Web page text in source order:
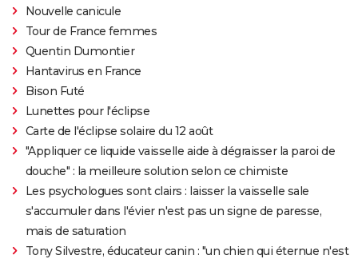
Nouvelle canicule
Tour de France femmes
Quentin Dumontier
Hantavirus en France
Bison Futé
Lunettes pour l'éclipse
Carte de l'éclipse solaire du 12 août
"Appliquer ce liquide vaisselle aide à dégraisser la paroi de
douche" : la meilleure solution selon ce chimiste
Les psychologues sont clairs : laisser la vaisselle sale
s'accumuler dans l'évier n'est pas un signe de paresse,
mais de saturation
Tony Silvestre, éducateur canin : "un chien qui éternue n'est